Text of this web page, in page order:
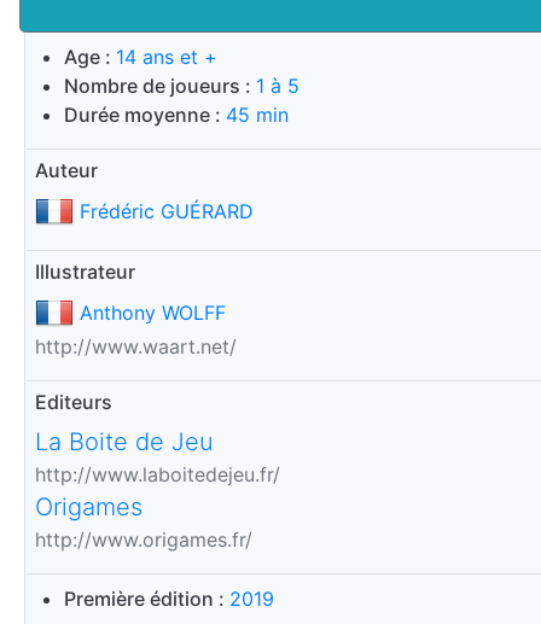
Age : 14 ans et +
Nombre de joueurs : 1 à 5
Durée moyenne : 45 min
Auteur
Frédéric GUÉRARD
Illustrateur
Anthony WOLFF
http://www.waart.net/
Editeurs
La Boite de Jeu
http://www.laboitedejeu.fr/
Origames
http://www.origames.fr/
Première édition : 2019